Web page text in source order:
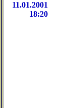
11.01.2001
18:20